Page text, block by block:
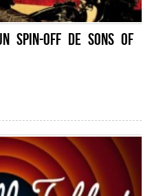
spin-off de Sons of